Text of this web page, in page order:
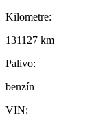
Kilometre:
131127 km
Palivo:
benzín
VIN: